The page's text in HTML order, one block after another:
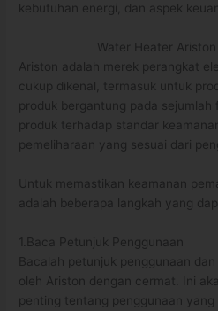
kebutuhan energi, dan aspek
Water Heater
Ariston adalah merek perangkat
cukup dikenal, termasuk untuk
produk bergantung pada
produk terhadap standar
pemeliharaan yang sesuai dari
Untuk memastikan keamanan
adalah beberapa langkah yang
1.Baca Petunjuk Penggunaan
Bacalah petunjuk penggunaan
oleh Ariston dengan cermat. Ini
penting tentang penggunaan